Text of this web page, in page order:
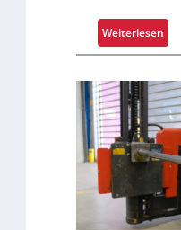
Weiterlesen:
W
r
u
m
G
r
e
i
f